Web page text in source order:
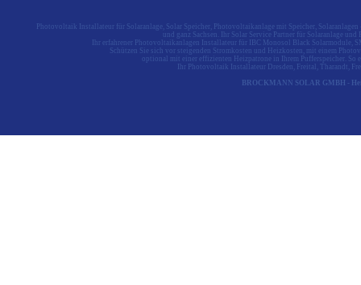
Photovoltaik Installateur für Solaranlage, Solar Speicher, Photovoltaikanlage mit Speicher,
und ganz Sachsen. Ihr Solar Service Partner für Solaranlage
Ihr erfahrener Photovoltaikanlagen Installateur für IBC Monosol Black Solarmodule,
Schützen Sie sich vor steigenden Stromkosten und Heizkosten, mit einem
optional mit einer effizienten Heizpatrone in Ihrem Pufferspeicher.
Ihr Photovoltaik Installateur Dresden, Freital, Tharandt,
BROCKMANN SOLAR GMBH -